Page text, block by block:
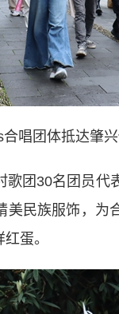
唱团体抵达肇
团30名团员代
民族服饰，为
蛋。